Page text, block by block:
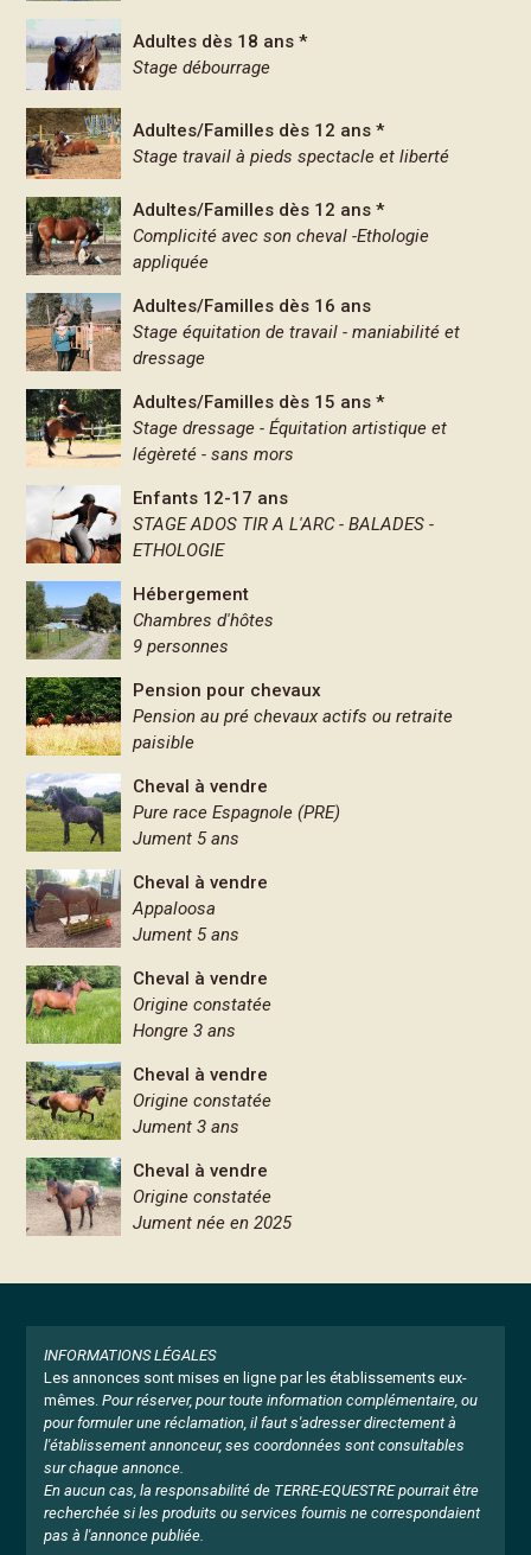
Adultes dès 18 ans *
Stage débourrage
Adultes/Familles dès 12 ans *
Stage travail à pieds spectacle et liberté
Adultes/Familles dès 12 ans *
Complicité avec son cheval -Ethologie
appliquée
Adultes/Familles dès 16 ans
Stage équitation de travail - maniabilité et
dressage
Adultes/Familles dès 15 ans *
Stage dressage - Équitation artistique et
légèreté - sans mors
Enfants 12-17 ans
STAGE ADOS TIR A L'ARC - BALADES -
ETHOLOGIE
Hébergement
Chambres d'hôtes
9 personnes
Pension pour chevaux
Pension au pré chevaux actifs ou retraite
paisible
Cheval à vendre
Pure race Espagnole (PRE)
Jument 5 ans
Cheval à vendre
Appaloosa
Jument 5 ans
Cheval à vendre
Origine constatée
Hongre 3 ans
Cheval à vendre
Origine constatée
Jument 3 ans
Cheval à vendre
Origine constatée
Jument née en 2025
INFORMATIONS LÉGALES
Les annonces sont mises en ligne par les établissements eux-
mêmes. Pour réserver, pour toute information complémentaire, ou
pour formuler une réclamation, il faut s'adresser directement à
l'établissement annonceur, ses coordonnées sont consultables
sur chaque annonce.
En aucun cas, la responsabilité de TERRE-EQUESTRE pourrait être
recherchée si les produits ou services fournis ne correspondaient
pas à l'annonce publiée.